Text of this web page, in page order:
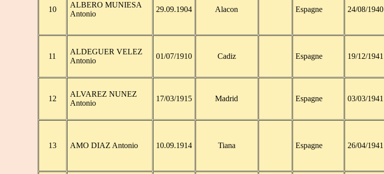
10
ALBERO MUNIESA
Antonio
29.09.1904 Alacon Espagne 24/08/1940
11
ALDEGUER VELEZ
Antonio
01/07/1910 Cadiz Espagne 19/12/1941
12
ALVAREZ NUNEZ
Antonio
17/03/1915 Madrid Espagne 03/03/1941
13 AMO DIAZ Antonio 10.09.1914 Tiana Espagne 26/04/1941